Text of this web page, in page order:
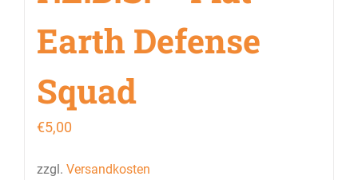
Earth Defense
Squad
€5,00
zzgl. Versandkosten